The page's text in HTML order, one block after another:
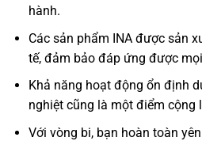
hành.
Các sản phẩm INA được sản
tế, đảm bảo đáp ứng được
Khả năng hoạt động ổn định
nghiệt cũng là một điểm cộng
Với vòng bi, bạn hoàn toàn